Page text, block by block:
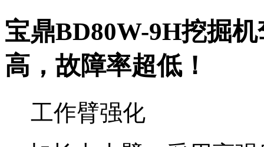
宝鼎BD80W-9H挖掘机
高，故障率超低！
工作臂强化